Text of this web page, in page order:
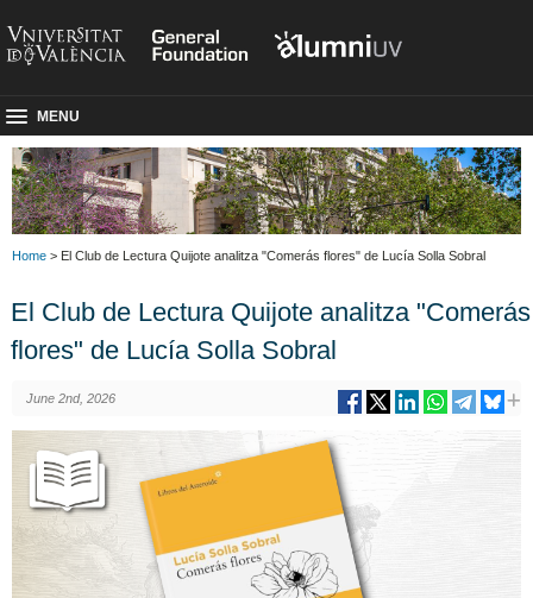
MENU
Home > El Club de Lectura Quijote analitza "Comerás flores" de Lucía Solla Sobral
El Club de Lectura Quijote analitza "Comerás
flores" de Lucía Solla Sobral
June 2nd, 2026